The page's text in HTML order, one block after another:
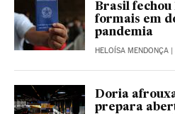
Brasil fechou
formais em
pandemia
HELOÍSA MENDONÇA |
Doria
prepara